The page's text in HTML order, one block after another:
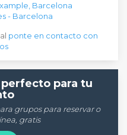
Barcelona
- Barcelona
ponte en contacto con
para tu
grupos para reservar o
gratis